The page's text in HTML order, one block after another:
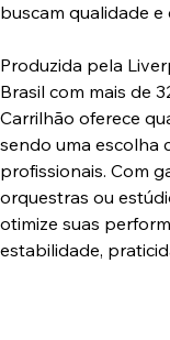
buscam qualidade e
Produzida pela
Brasil com mais de
Carrilhão oferece
sendo uma escolha
profissionais. Com
orquestras ou
otimize suas
estabilidade,